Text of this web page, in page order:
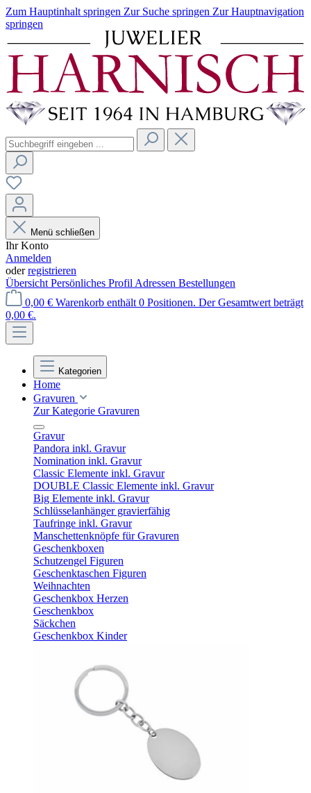
Zum Hauptinhalt springen Zur Suche springen Zur Hauptnavigation
springen
Menü schließen
Ihr Konto
Anmelden
oderregistrieren
Übersicht Persönliches Profil Adressen Bestellungen
0,00 € Warenkorb enthält 0 Positionen. Der Gesamtwert beträgt
0,00 €.
Kategorien
Home
Gravuren
Zur Kategorie Gravuren
Gravur
Pandora inkl. Gravur
Nomination inkl. Gravur
Classic Elemente inkl. Gravur
DOUBLE Classic Elemente inkl. Gravur
Big Elemente inkl. Gravur
Schlüsselanhänger gravierfähig
Taufringe inkl. Gravur
Manschettenknöpfe für Gravuren
Geschenkboxen
Schutzengel Figuren
Geschenktaschen Figuren
Weihnachten
Geschenkbox Herzen
Geschenkbox
Säckchen
Geschenkbox Kinder